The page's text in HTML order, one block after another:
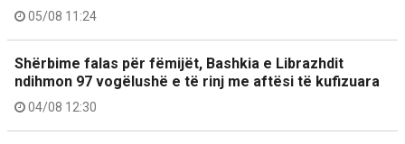
05/08 11:24
Shërbime falas për fëmijët, Bashkia e Librazhdit
ndihmon 97 vogëlushë e të rinj me aftësi të kufizuara
04/08 12:30